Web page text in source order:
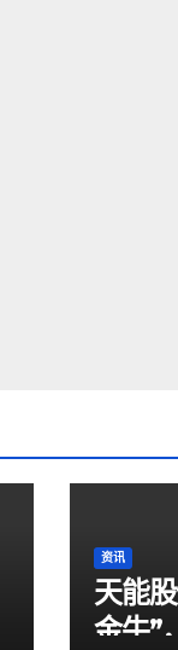
资讯
天能
金牛”